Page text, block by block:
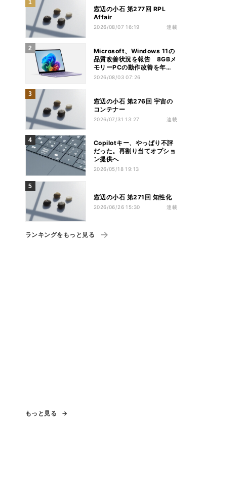
窓辺の小石 第277回 RPL
Affair
2026/08/07 16:19 連載
Microsoft、Windows 11の
品質改善状況を報告 8GBメ
モリーPCの動作改善を年内
推進
2026/08/03 07:26
窓辺の小石 第276回 宇宙の
コンテナー
2026/07/31 13:27 連載
Copilotキー、やっぱり不評
だった。再割り当てオプショ
ン提供へ
2026/05/18 19:13
窓辺の小石 第271回 知性化
2026/06/26 15:30 連載
ランキングをもっと見る
もっと見る